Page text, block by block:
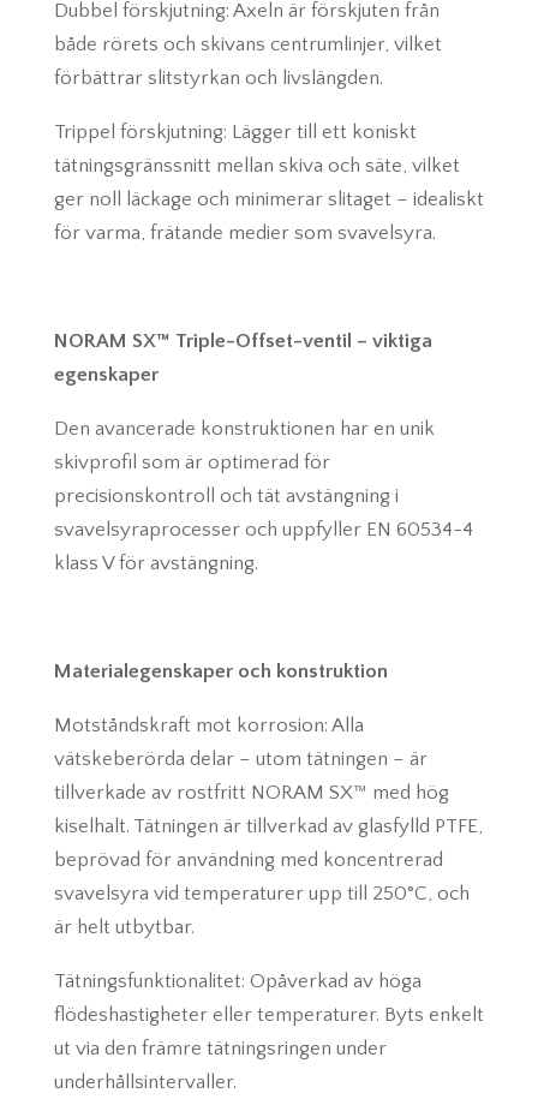
Dubbel förskjutning: Axeln är förskjuten från
både rörets och skivans centrumlinjer, vilket
förbättrar slitstyrkan och livslängden.
Trippel förskjutning: Lägger till ett koniskt
tätningsgränssnitt mellan skiva och säte, vilket
ger noll läckage och minimerar slitaget – idealiskt
för varma, frätande medier som svavelsyra.
NORAM SX™ Triple-Offset-ventil – viktiga
egenskaper
Den avancerade konstruktionen har en unik
skivprofil som är optimerad för
precisionskontroll och tät avstängning i
svavelsyraprocesser och uppfyller EN 60534-4
klass V för avstängning.
Materialegenskaper och konstruktion
Motståndskraft mot korrosion: Alla
vätskeberörda delar – utom tätningen – är
tillverkade av rostfritt NORAM SX™ med hög
kiselhalt. Tätningen är tillverkad av glasfylld PTFE,
beprövad för användning med koncentrerad
svavelsyra vid temperaturer upp till 250°C, och
är helt utbytbar.
Tätningsfunktionalitet: Opåverkad av höga
flödeshastigheter eller temperaturer. Byts enkelt
ut via den främre tätningsringen under
underhållsintervaller.